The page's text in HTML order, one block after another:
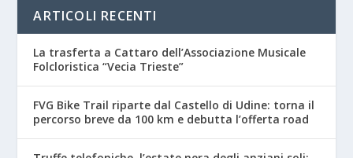
ARTICOLI RECENTI
La trasferta a Cattaro dell’Associazione Musicale
Folcloristica “Vecia Trieste”
FVG Bike Trail riparte dal Castello di Udine: torna il
percorso breve da 100 km e debutta l’offerta road